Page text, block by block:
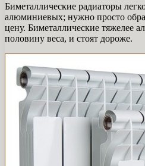
Биметаллические радиаторы
алюминиевых; нужно просто
цену. Биметаллические тяжелее
половину веса, и стоят дороже.